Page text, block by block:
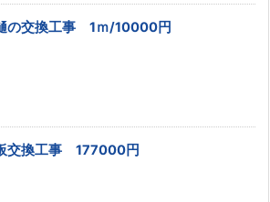
の交換工事 1ｍ/10000円
交換工事 177000円